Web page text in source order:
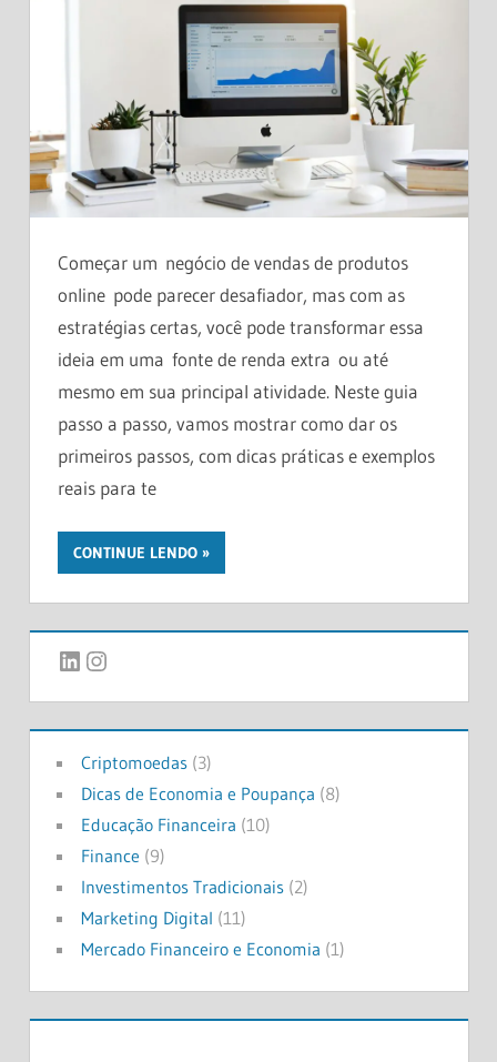
Começar um negócio de vendas de produtos
online pode parecer desafiador, mas com as
estratégias certas, você pode transformar essa
ideia em uma fonte de renda extra ou até
mesmo em sua principal atividade. Neste guia
passo a passo, vamos mostrar como dar os
primeiros passos, com dicas práticas e exemplos
reais para te
CONTINUE LENDO
LinkedIn
Instagram
Criptomoedas(3)
Dicas de Economia e Poupança (8)
Educação Financeira (10)
Finance (9)
Investimentos Tradicionais(2)
Marketing Digital (11)
Mercado Financeiro e Economia (1)